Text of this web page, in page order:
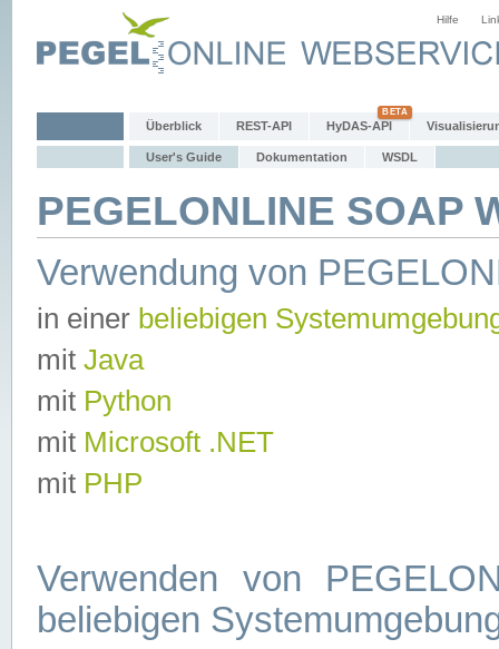
Hilfe
Überblick REST-API HyDAS-API
User's Guide Dokumentation WSDL
PEGELONLINE SOAP
Verwendung von
in einer beliebigen
mit Java
mit Python
mit Microsoft .NET
mit PHP
Verwenden von
beliebigen